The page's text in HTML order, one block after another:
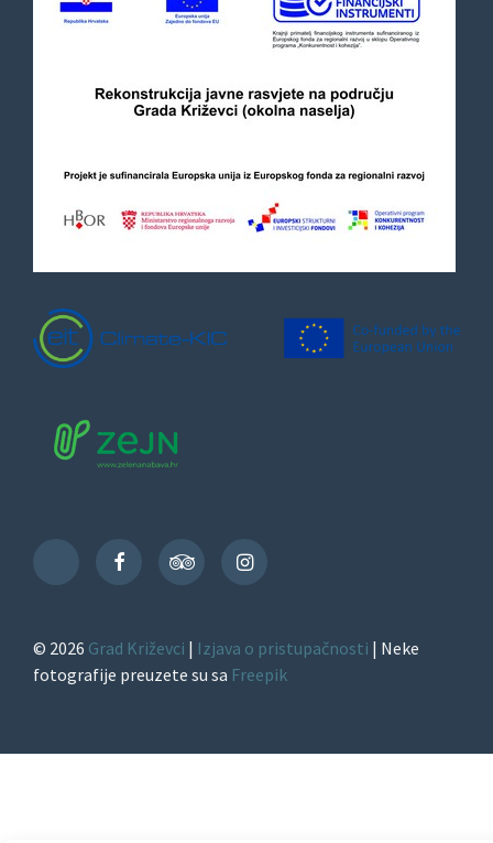
TikTok
FacebookTripAdvisorInstagram
© 2026 Grad Križevci | Izjava o pristupačnosti | Neke
fotografije preuzete su sa Freepik